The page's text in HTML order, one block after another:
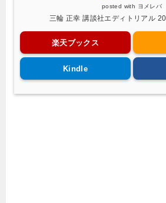
posted with ヨメレバ
三輪 正幸 講談社エディトリアル
楽天ブックス
Kindle